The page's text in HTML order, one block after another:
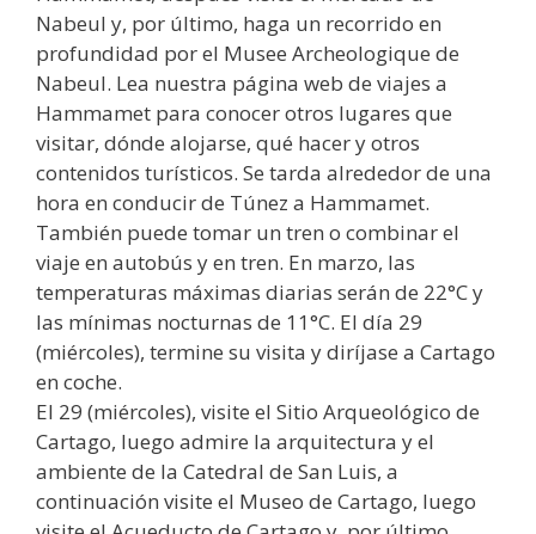
Nabeul y, por último, haga un recorrido en
profundidad por el Musee Archeologique de
Nabeul. Lea nuestra página web de viajes a
Hammamet para conocer otros lugares que
visitar, dónde alojarse, qué hacer y otros
contenidos turísticos. Se tarda alrededor de una
hora en conducir de Túnez a Hammamet.
También puede tomar un tren o combinar el
viaje en autobús y en tren. En marzo, las
temperaturas máximas diarias serán de 22°C y
las mínimas nocturnas de 11°C. El día 29
(miércoles), termine su visita y diríjase a Cartago
en coche.
El 29 (miércoles), visite el Sitio Arqueológico de
Cartago, luego admire la arquitectura y el
ambiente de la Catedral de San Luis, a
continuación visite el Museo de Cartago, luego